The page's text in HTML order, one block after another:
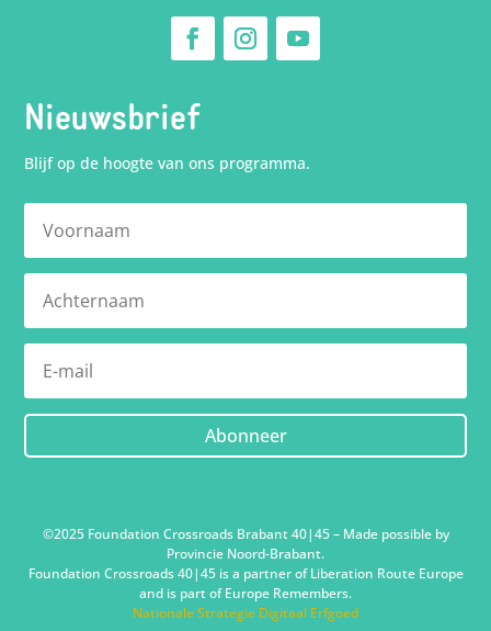
Nieuwsbrief
Blijf op de hoogte van ons programma.
Abonneer
©2025 Foundation Crossroads Brabant 40|45 – Made possible by
Provincie Noord-Brabant.
Foundation Crossroads 40|45 is a partner of Liberation Route Europe
and is part of Europe Remembers.
Nationale Strategie Digitaal Erfgoed